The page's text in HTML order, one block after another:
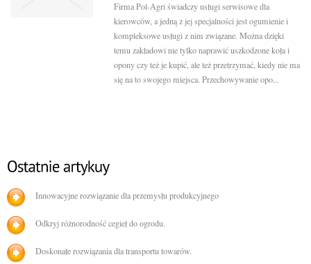
Firma Pol-Agri świadczy usługi serwisowe dla
kierowców, a jedną z jej specjalności jest ogumienie i
kompleksowe usługi z nim związane. Można dzięki
temu zakładowi nie tylko naprawić uszkodzone koła i
opony czy też je kupić, ale też przetrzymać, kiedy nie ma
się na to swojego miejsca. Przechowywanie opo...
Innowacyjne rozwiązanie dla przemysłu produkcyjnego
Odkryj różnorodność cegieł do ogrodu.
Doskonałe rozwiązania dla transportu towarów.